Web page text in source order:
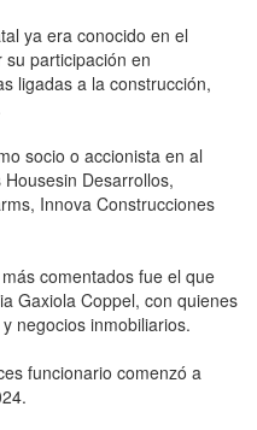
ya era conocido en el
participación en
ligadas a la construcción,
socio o accionista en al
Desarrollos,
Innova Construcciones
comentados fue el que
Gaxiola Coppel, con quienes
negocios inmobiliarios.
funcionario comenzó a